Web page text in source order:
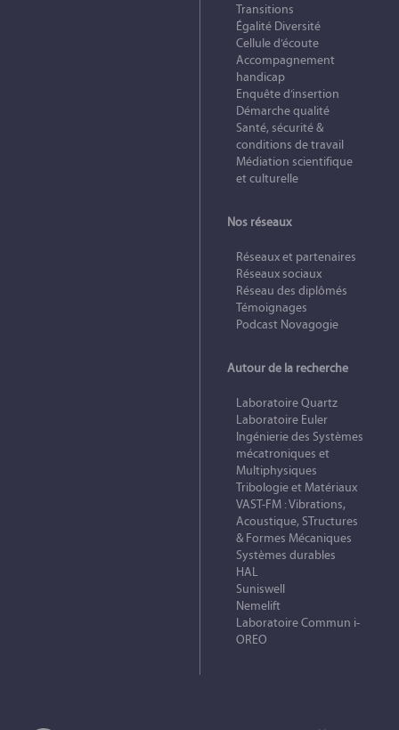
Transitions
Égalité Diversité
Cellule d’écoute
Accompagnement
handicap
Enquête d’insertion
Démarche qualité
Santé, sécurité &
conditions de travail
Médiation scientifique
et culturelle
Nos réseaux
Réseaux et partenaires
Réseaux sociaux
Réseau des diplômés
Témoignages
Podcast Novagogie
Autour de la recherche
Laboratoire Quartz
Laboratoire Euler
Ingénierie des Systèmes
mécatroniques et
Multiphysiques
Tribologie et Matériaux
VAST-FM : Vibrations,
Acoustique, STructures
& Formes Mécaniques
Systèmes durables
HAL
Suniswell
Nemelift
Laboratoire Commun i-
OREO